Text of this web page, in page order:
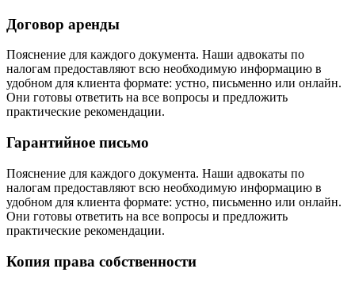
Договор аренды
Пояснение для каждого документа. Наши адвокаты по
налогам предоставляют всю необходимую информацию в
удобном для клиента формате: устно, письменно или онлайн.
Они готовы ответить на все вопросы и предложить
практические рекомендации.
Гарантийное письмо
Пояснение для каждого документа. Наши адвокаты по
налогам предоставляют всю необходимую информацию в
удобном для клиента формате: устно, письменно или онлайн.
Они готовы ответить на все вопросы и предложить
практические рекомендации.
Копия права собственности